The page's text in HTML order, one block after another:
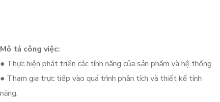
Mô tả công việc:
● Thực hiện phát triển các tính năng của sản phẩm và hệ thống.
● Tham gia trực tiếp vào quá trình phân tích và thiết kế tính
năng.